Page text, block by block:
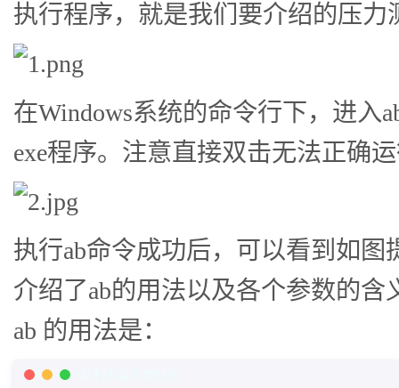
执行程序，就是我们要介绍的压力
在Windows系统的命令行下，进入
exe程序。注意直接双击无法正确
执行ab命令成功后，可以看到如
介绍了ab的用法以及各个参数的含
ab 的用法是：
PHP Code